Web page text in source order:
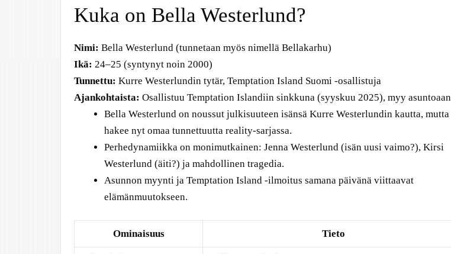
Kuka on Bella Westerlund?
Nimi: Bella Westerlund (tunnetaan myös nimellä Bellakarhu)
Ikä: 24–25 (syntynyt noin 2000)
Tunnettu: Kurre Westerlundin tytär, Temptation Island Suomi -osallistuja
Ajankohtaista: Osallistuu Temptation Islandiin sinkkuna (syyskuu 2025), myy asuntoaan
Bella Westerlund on noussut julkisuuteen isänsä Kurre Westerlundin kautta, mutta
hakee nyt omaa tunnettuutta reality-sarjassa.
Perhedynamiikka on monimutkainen: Jenna Westerlund (isän uusi vaimo?), Kirsi
Westerlund (äiti?) ja mahdollinen tragedia.
Asunnon myynti ja Temptation Island -ilmoitus samana päivänä viittaavat
elämänmuutokseen.
Ominaisuus Tieto